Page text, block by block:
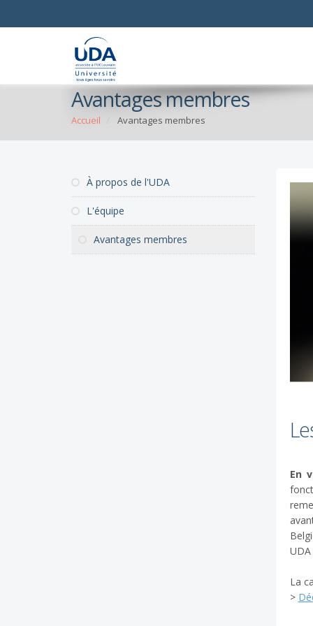
Avantages membres
Accueil Avantages membres
À propos de l'UDA
L'équipe
Avantages membres
En
UDA
La
>